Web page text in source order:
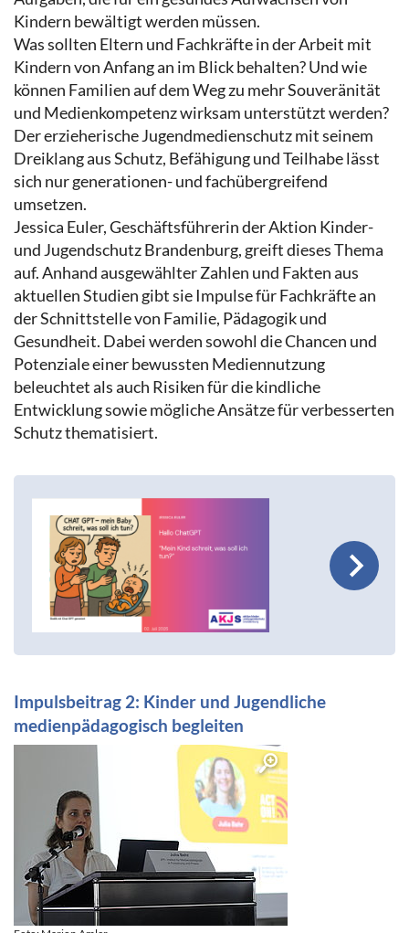
Kindern bewältigt werden müssen.
Was sollten Eltern und Fachkräfte in der Arbeit mit
Kindern von Anfang an im Blick behalten? Und wie
können Familien auf dem Weg zu mehr Souveränität
und Medienkompetenz wirksam unterstützt werden?
Der erzieherische Jugendmedienschutz mit seinem
Dreiklang aus Schutz, Befähigung und Teilhabe lässt
sich nur generationen- und fachübergreifend
umsetzen.
Jessica Euler, Geschäftsführerin der Aktion Kinder-
und Jugendschutz Brandenburg, greift dieses Thema
auf. Anhand ausgewählter Zahlen und Fakten aus
aktuellen Studien gibt sie Impulse für Fachkräfte an
der Schnittstelle von Familie, Pädagogik und
Gesundheit. Dabei werden sowohl die Chancen und
Potenziale einer bewussten Mediennutzung
beleuchtet als auch Risiken für die kindliche
Entwicklung sowie mögliche Ansätze für verbesserten
Schutz thematisiert.
Impulsbeitrag 2: Kinder und Jugendliche
medienpädagogisch begleiten